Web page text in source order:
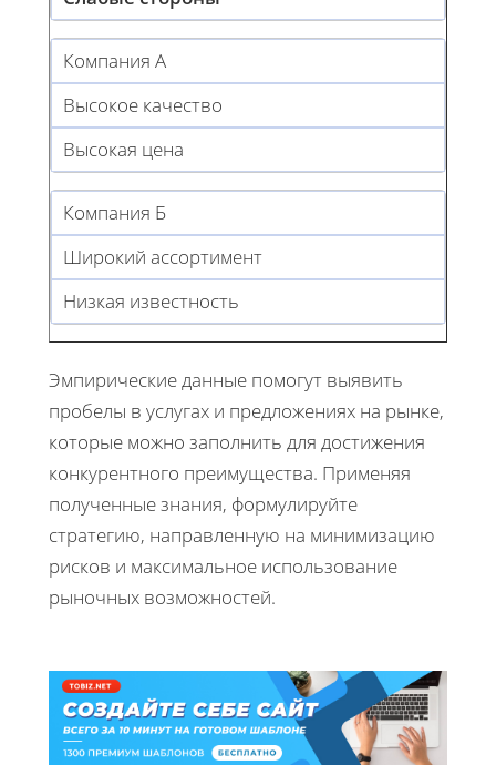
Компания А
Высокое качество
Высокая цена
Компания Б
Широкий ассортимент
Низкая известность
Эмпирические данные помогут выявить
пробелы в услугах и предложениях на рынке,
которые можно заполнить для достижения
конкурентного преимущества. Применяя
полученные знания, формулируйте
стратегию, направленную на минимизацию
рисков и максимальное использование
рыночных возможностей.